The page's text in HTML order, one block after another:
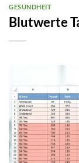
GESUNDHEIT
Blutwerte